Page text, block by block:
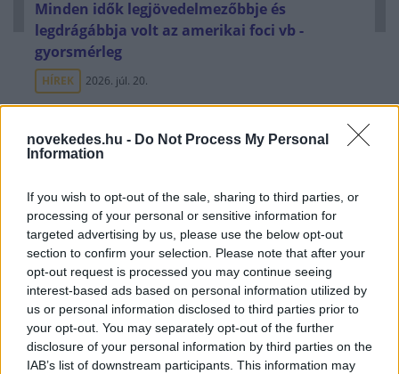
novekedes.hu - Do Not Process My Personal
Information
If you wish to opt-out of the sale, sharing to third parties, or
processing of your personal or sensitive information for
targeted advertising by us, please use the below opt-out
section to confirm your selection. Please note that after your
opt-out request is processed you may continue seeing
interest-based ads based on personal information utilized by
us or personal information disclosed to third parties prior to
your opt-out. You may separately opt-out of the further
disclosure of your personal information by third parties on the
IAB’s list of downstream participants. This information may
Minden idők legjövedelmezőbbje és
legdrágábbja volt az amerikai foci vb -
gyorsmérleg
HÍREK 2026. júl. 20.
Mi lett Alain Delon vagyonával? Adóhatósági
csavar a sztoriban
HÍREK 2026. júl. 19.